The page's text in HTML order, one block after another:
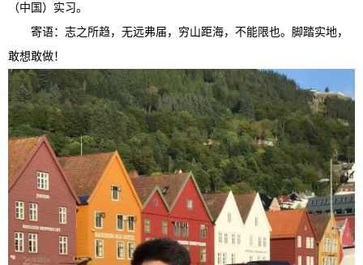
（中国）实习。
寄语：志之所趋，无远弗届，穷山距海，不能限也。脚踏实地，
敢想敢做！